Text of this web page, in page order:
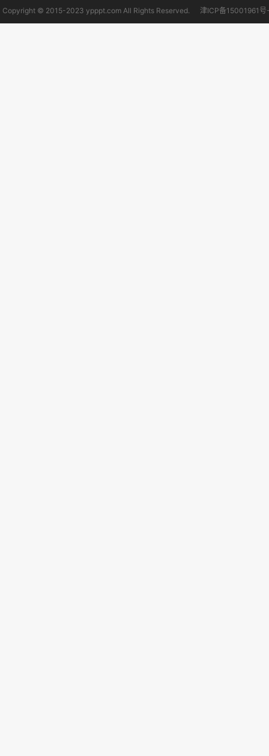
Copyright © 2015-2023 ypppt.com All Rights Reserved. 津ICP备15001961号